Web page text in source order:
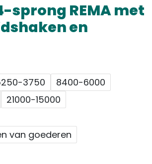
sprong REMA met
en
3750
8400-6000
21000-15000
van goederen